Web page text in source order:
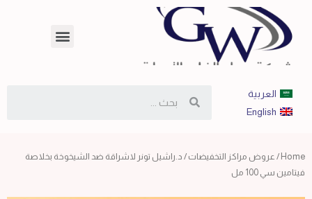
العربية
English
Home
/ عروض مراكز التخفيضات / د.راشيل تونر لاشراقة ضد الشيخوخة بخلاصة
فيتامين سي 100 مل